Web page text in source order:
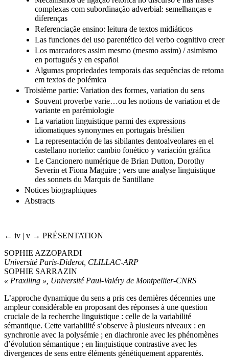
complexas com subordinação adverbial: semelhanças e
diferenças
Referenciaçãe ensino: leitura de textos midiáticos
Las funciones del uso parentético del verbo cognitivo creer
Los marcadores assim mesmo (mesmo assim) / asimismo
en portugués y en español
Algumas propriedades temporais das sequências de retoma
em textos de polémica
Troisième partie: Variation des formes, variation du sens
Souvent proverbe varie…ou les notions de variation et de
variante en parémiologie
La variation linguistique parmi des expressions
idiomatiques synonymes en portugais brésilien
La representación de las sibilantes dentoalveolares en el
castellano norteño: cambio fonético y variación gráfica
Le Cancionero numérique de Brian Dutton, Dorothy
Severin et Fiona Maguire ; vers une analyse linguistique
des sonnets du Marquis de Santillane
Notices biographiques
Abstracts
← iv | v → PRÉSENTATION
SOPHIE AZZOPARDI
Université Paris-Diderot, CLILLAC-ARP
SOPHIE SARRAZIN
« Praxiling », Université Paul-Valéry de Montpellier-CNRS
L’approche dynamique du sens a pris ces dernières décennies une
ampleur considérable en proposant des réponses à une question
cruciale de la recherche linguistique : celle de la variabilité
sémantique. Cette variabilité s’observe à plusieurs niveaux : en
synchronie avec la polysémie ; en diachronie avec les phénomènes
d’évolution sémantique ; en linguistique contrastive avec les
divergences de sens entre éléments génétiquement apparentés.